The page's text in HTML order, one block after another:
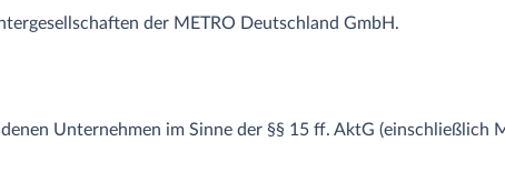
der METRO Deutschland GmbH.
Unternehmen im Sinne der §§ 15 ff. AktG (einschließlich